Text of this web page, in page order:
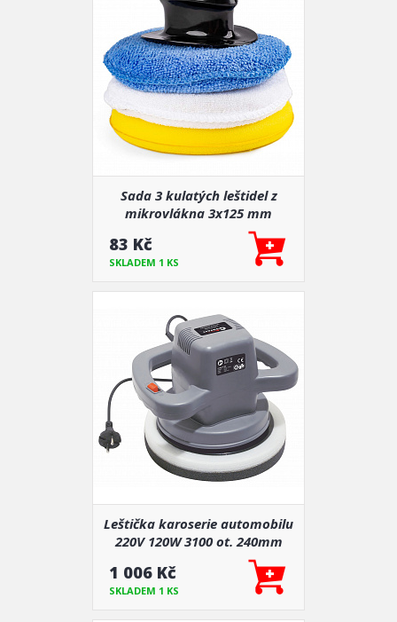
Sada 3 kulatých leštidel z
mikrovlákna 3x125 mm
83 Kč
SKLADEM 1 KS
Leštička karoserie automobilu
220V 120W 3100 ot. 240mm
1 006 Kč
SKLADEM 1 KS